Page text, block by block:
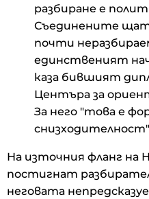
разбиране е
Съединените
почти
единственият
каза бившият
Центъра за
За него "това е
На източния фланг на
постигнат
неговата